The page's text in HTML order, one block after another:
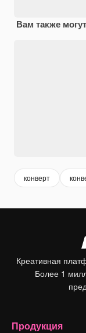
Вам также
конверт
Креативная
Более 1
Продукция